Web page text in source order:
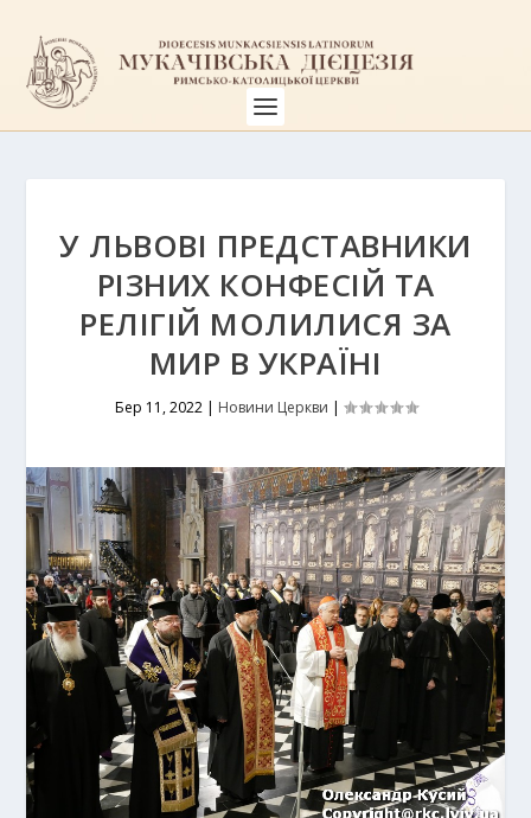
У ЛЬВОВІ ПРЕДСТАВНИКИ
РІЗНИХ КОНФЕСІЙ ТА
РЕЛІГІЙ МОЛИЛИСЯ ЗА
МИР В УКРАЇНІ
Бер 11, 2022| Новини Церкви |